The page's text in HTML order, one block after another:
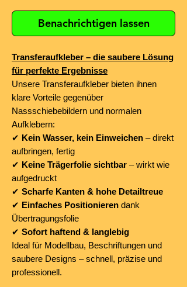
Benachrichtigen lassen
Transferaufkleber – die saubere Lösung
für perfekte Ergebnisse
Unsere Transferaufkleber bieten ihnen
klare Vorteile gegenüber
Nassschiebebildern und normalen
Aufklebern:
✔ Kein Wasser, kein Einweichen – direkt
aufbringen, fertig
✔ Keine Trägerfolie sichtbar – wirkt wie
aufgedruckt
✔ Scharfe Kanten & hohe Detailtreue
✔ Einfaches Positionieren dank
Übertragungsfolie
✔ Sofort haftend & langlebig
Ideal für Modellbau, Beschriftungen und
saubere Designs – schnell, präzise und
professionell.